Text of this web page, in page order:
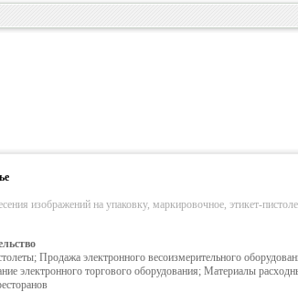
изображений на упаковку, маркировочное, этикет-
Продажа электронного весоизмерительного
электронного торгового оборудования; Материалы